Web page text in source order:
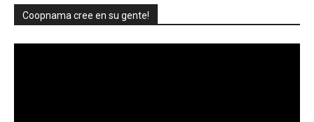
Coopnama cree en su gente!